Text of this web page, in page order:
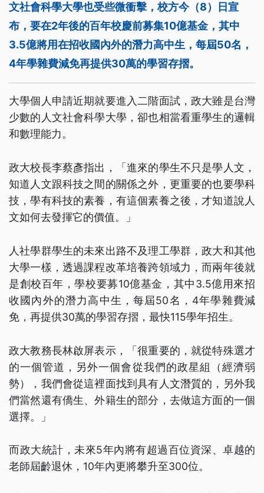
文社會科學大學也受些微衝擊，校方今（8）日宣
布，要在2年後的百年校慶前募集10億基金，其中
3.5億將用在招收國內外的潛力高中生，每屆50名，
4年學雜費減免再提供30萬的學習存摺。
大學個人申請近期就要進入二階面試，政大雖是台灣
少數的人文社會科學大學，卻也相當看重學生的邏輯
和數理能力。
政大校長李蔡彥指出，「進來的學生不只是學人文，
知道人文跟科技之間的關係之外，更重要的也要學科
技，學有科技的素養，有這個素養之後，才知道說人
文如何去發揮它的價值。」
人社學群學生的未來出路不及理工學群，政大和其他
大學一樣，透過課程改革培養跨領域力，而兩年後就
是創校百年，學校要募10億基金，其中3.5億用來招
收國內外的潛力高中生，每屆50名，4年學雜費減
免，再提供30萬的學習存摺，最快115學年招生。
政大教務長林啟屏表示，「很重要的，就從特殊選才
的一個管道，另外一個會從我們的政星組（經濟弱
勢），我們會從這裡面找到具有人文潛質的，另外我
們當然還有僑生、外籍生的部分，去做這方面的一個
選擇。」
而政大統計，未來5年內將有超過百位資深、卓越的
老師屆齡退休，10年內更將攀升至300位。